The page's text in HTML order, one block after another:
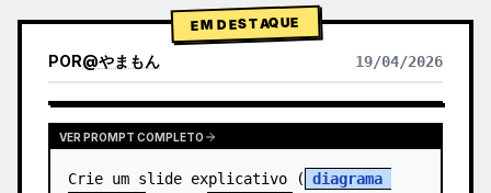
default=\"gradien…
EM DESTAQUE
POR@やまもん 19/04/2026
VER RESULTADOS DE OUTROS MODELOS
VER PROMPT COMPLETO
Crie um slide explicativo ( diagrama